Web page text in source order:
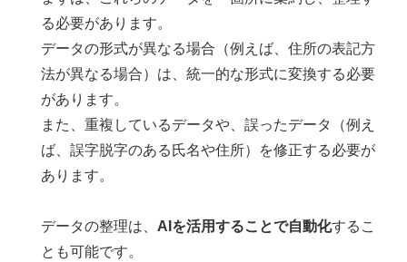
る必要があります。
データの形式が異なる場合（例えば、住所の表記方
法が異なる場合）は、統一的な形式に変換する必要
があります。
また、重複しているデータや、誤ったデータ（例え
ば、誤字脱字のある氏名や住所）を修正する必要が
あります。
データの整理は、AIを活用することで自動化するこ
とも可能です。